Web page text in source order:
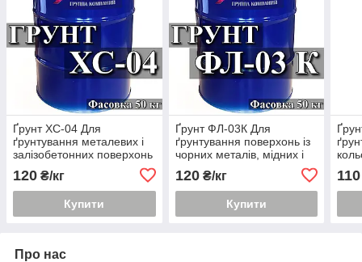
Ґрунт ХС-04 Для
ґрунтування металевих і
залізобетонних поверхонь
120 ₴/кг
Купити
Ґрунт ФЛ-03К Для
ґрунтування поверхонь із
чорних металів, мідних і
120₴/кг
Купити
110
Про нас